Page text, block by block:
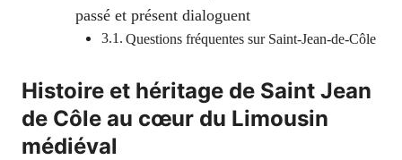
passé et présent dialoguent
Questions fréquentes sur Saint-Jean-de-Côle
Histoire et héritage de Saint Jean
de Côle au cœur du Limousin
médiéval